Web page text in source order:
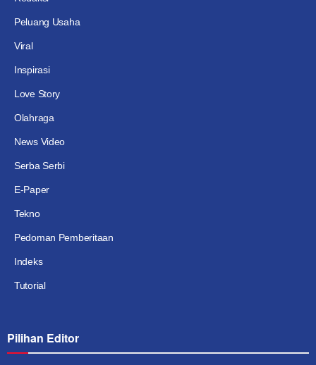
Peluang Usaha
Viral
Inspirasi
Love Story
Olahraga
News Video
Serba Serbi
E-Paper
Tekno
Pedoman Pemberitaan
Indeks
Tutorial
Pilihan Editor